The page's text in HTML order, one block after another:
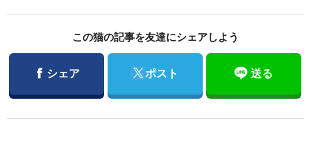
この猫の記事を友達にシェアしよう
Facebook
シェア Twitter
ポスト 送る